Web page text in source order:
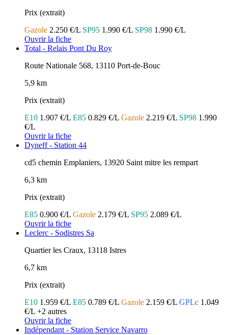
Prix (extrait)
Gazole 2.250 €/L SP95 1.990 €/L SP98 1.990 €/L
Ouvrir la fiche
Total - Relais Pont Du Roy
Route Nationale 568, 13110 Port-de-Bouc
5,9 km
Prix (extrait)
E10 1.907 €/L E85 0.829 €/L Gazole 2.219 €/L SP98 1.990
€/L
Ouvrir la fiche
Dyneff - Station 44
cd5 chemin Emplaniers, 13920 Saint mitre les rempart
6,3 km
Prix (extrait)
E85 0.900 €/L Gazole 2.179 €/L SP95 2.089 €/L
Ouvrir la fiche
Leclerc - Sodistres Sa
Quartier les Craux, 13118 Istres
6,7 km
Prix (extrait)
E10 1.959 €/L E85 0.789 €/L Gazole 2.159 €/L GPLc 1.049
€/L +2 autres
Ouvrir la fiche
Indépendant - Station Service Navarro